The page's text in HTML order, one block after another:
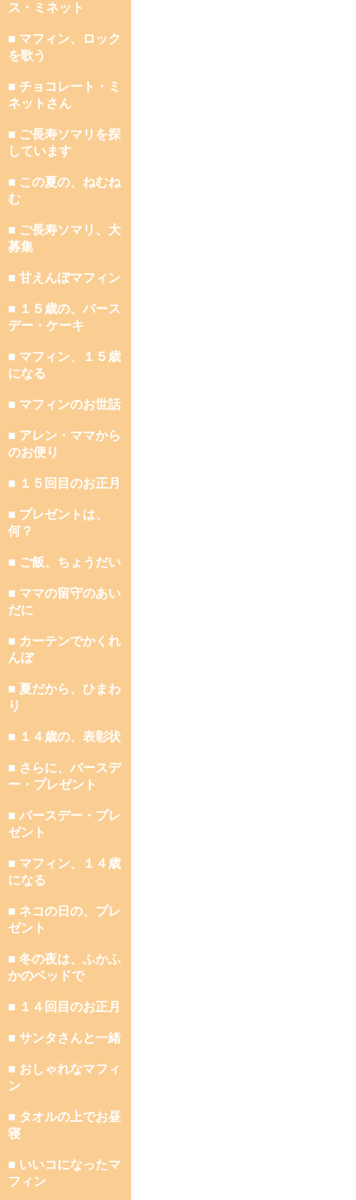
ス・ミネット
■ マフィン、ロック
を歌う
■ チョコレート・ミ
ネットさん
■ ご長寿ソマリを探
しています
■ この夏の、ねむね
む
■ ご長寿ソマリ、大
募集
■ 甘えんぼマフィン
■ １５歳の、バース
デー・ケーキ
■ マフィン、１５歳
になる
■ マフィンのお世話
■ アレン・ママから
のお便り
■ １５回目のお正月
■ プレゼントは、
何？
■ ご飯、ちょうだい
■ ママの留守のあい
だに
■ カーテンでかくれ
んぼ
■ 夏だから、ひまわ
り
■ １４歳の、表彰状
■ さらに、バースデ
ー・プレゼント
■ バースデー・プレ
ゼント
■ マフィン、１４歳
になる
■ ネコの日の、プレ
ゼント
■ 冬の夜は、ふかふ
かのベッドで
■ １４回目のお正月
■ サンタさんと一緒
■ おしゃれなマフィ
ン
■ タオルの上でお昼
寝
■ いいコになったマ
フィン